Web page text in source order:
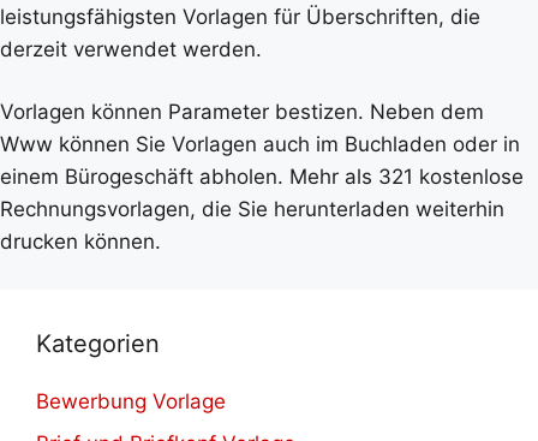
leistungsfähigsten Vorlagen für Überschriften, die
derzeit verwendet werden.
Vorlagen können Parameter bestizen. Neben dem
Www können Sie Vorlagen auch im Buchladen oder in
einem Bürogeschäft abholen. Mehr als 321 kostenlose
Rechnungsvorlagen, die Sie herunterladen weiterhin
drucken können.
Kategorien
Bewerbung Vorlage